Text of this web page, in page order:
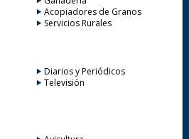
Acopiadores de Granos
Servicios Rurales
Diarios y Periódicos
Televisión